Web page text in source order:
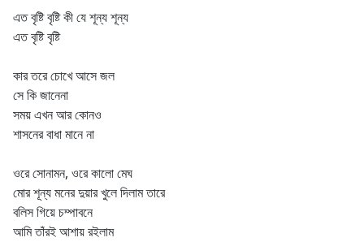
এত বৃষ্টি বৃষ্টি কী যে শূন্য শূন্য
এত বৃষ্টি বৃষ্টি
কার তরে চোখে আসে জল
সে কি জানেনা
সময় এখন আর কোনও
শাসনের বাধা মানে না
ওরে সোনামন, ওরে কালো মেঘ
মোর শূন্য মনের দুয়ার খুলে দিলাম তারে
বলিস গিয়ে চম্পাবনে
আমি তাঁরই আশায় রইলাম